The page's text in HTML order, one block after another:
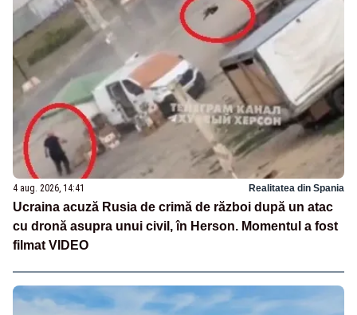
4 aug. 2026, 14:41 Realitatea din Spania
Ucraina acuză Rusia de crimă de război după un atac
cu dronă asupra unui civil, în Herson. Momentul a fost
filmat VIDEO